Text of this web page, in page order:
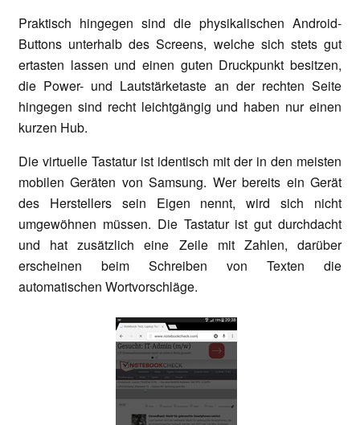
Praktisch hingegen sind die physikalischen Android-
Buttons unterhalb des Screens, welche sich stets gut
ertasten lassen und einen guten Druckpunkt besitzen,
die Power- und Lautstärketaste an der rechten Seite
hingegen sind recht leichtgängig und haben nur einen
kurzen Hub.
Die virtuelle Tastatur ist identisch mit der in den meisten
mobilen Geräten von Samsung. Wer bereits ein Gerät
des Herstellers sein Eigen nennt, wird sich nicht
umgewöhnen müssen. Die Tastatur ist gut durchdacht
und hat zusätzlich eine Zeile mit Zahlen, darüber
erscheinen beim Schreiben von Texten die
automatischen Wortvorschläge.